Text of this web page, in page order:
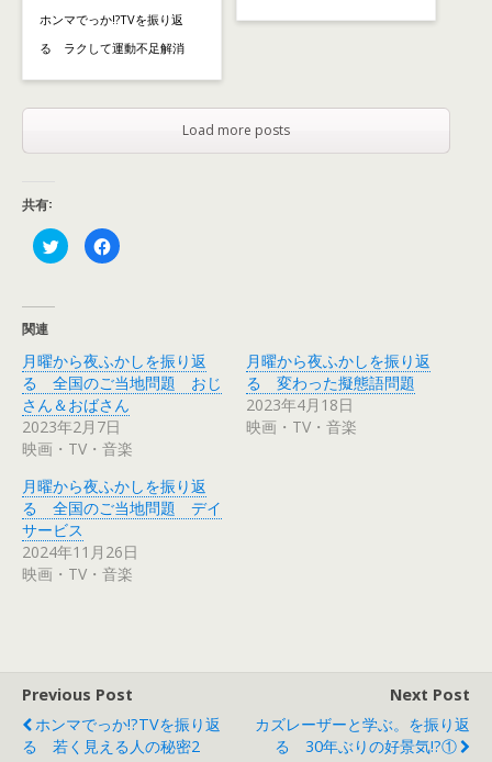
ホンマでっか!?TVを振り返
る ラクして運動不足解消
Load more posts
共有:
ク
リ
t
t
e
r
で
共
有
(
し
い
ウ
ィ
ン
ド
ウ
で
開
F
a
共
有
す
る
に
は
ク
リ
ク
し
て
く
さ
い
(
新
で
開
き
ま
す
)
関連
月曜から夜ふかしを振り返
る 全国のご当地問題 おじ
さん＆おばさん
2023年2月7日
映画・TV・音楽
月曜から夜ふかしを振り返
る 変わった擬態語問題
2023年4月18日
映画・TV・音楽
月曜から夜ふかしを振り返
る 全国のご当地問題 デイ
サービス
2024年11月26日
映画・TV・音楽
Previous Post
ホンマでっか!?TVを振り返
る 若く見える人の秘密2
Next Post
カズレーザーと学ぶ。を振り返
る 30年ぶりの好景気!?①